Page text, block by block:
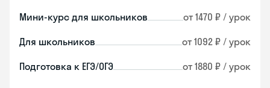
Мини-курс для школьников от 1470 ₽ / урок
Для школьников от 1092 ₽ / урок
Подготовка к ЕГЭ/ОГЭ от 1880 ₽ / урок